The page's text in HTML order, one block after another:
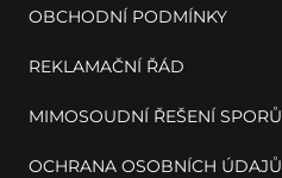
OBCHODNÍ PODMÍNKY
REKLAMAČNÍ ŘÁD
MIMOSOUDNÍ ŘEŠENÍ SPORŮ
OCHRANA OSOBNÍCH ÚDAJŮ